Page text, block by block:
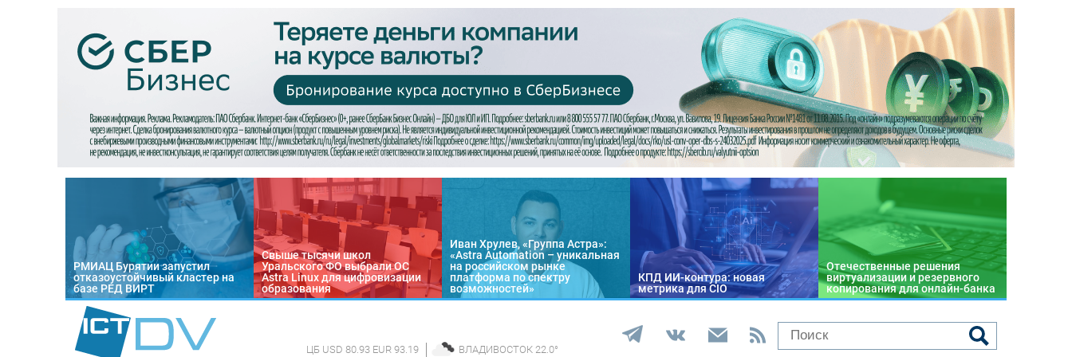
РМИАЦ Бурятии запустил
отказоустойчивый кластер на
базе РЕД ВИРТ
Свыше тысячи школ
Уральского ФО выбрали ОС
Astra Linux для цифровизации
образования
Иван Хрулев, «Группа Астра»:
«Astra Automation – уникальная
на российском рынке
платформа по спектру
возможностей»
КПД ИИ-контура: новая
метрика для CIO
Отечественные решения
виртуализации и резервного
копирования для онлайн-банка
ЦБ USD 80.93 EUR 93.19 ВЛАДИВОСТОК 22.0°